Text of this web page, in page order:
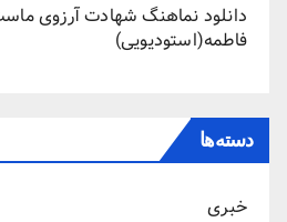
دانلود نماهنگ شهادت آرزوی
فاطمه(استودیویی)
دسته‌ها
خبری